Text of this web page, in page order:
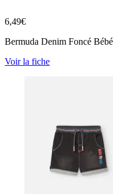
6,49€
Bermuda Denim Foncé
Voir la fiche